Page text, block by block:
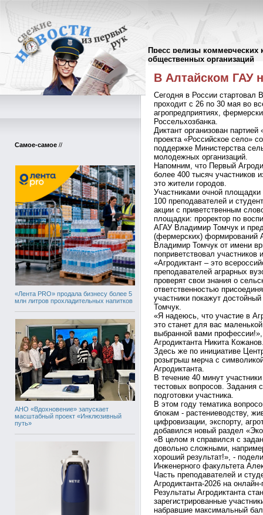
Пресс релизы коммерческих
общественных организаций
Самое-самое //
«Лента PRO» продала бизнесу более 5
млн литров прохладительных напитков
АНО «Вдохновение» запускает
масштабный проект «Инклюзивный
путь»
Пресс-релизы//
В Алтайском ГАУ
Сегодня в России стартовал
проходит с 26 по 30 мая во
агропредприятиях,
Россельхозбанка.
Диктант организован
проекта «Российское село»
поддержке Министерства
молодежных организаций.
Напомним, что Первый
более 400 тысяч участников
это жители городов.
Участниками очной
100 преподавателей и
акции с приветственным
площадки: проректор по
АГАУ Владимир Томчук и
(фермерских) формирований
Владимир Томчук от имени
поприветствовал
«Агродиктант – это
преподавателей аграрных
проверят свои знания о
ответственностью
участники покажут
Томчук.
«Я надеюсь, что участие в
это станет для вас
выбранной вами
Агродиктанта Никита
Здесь же по инициативе
розыгрыш мерча с
Агродиктанта.
В течение 40 минут
тестовых вопросов. Задания
подготовки участника.
В этом году тематика
блокам - растениеводству,
цифровизации, экспорту,
добавился новый раздел
«В целом я справился с
довольно сложными,
хороший результат!», -
Инженерного факультета
Часть преподавателей и
Агродиктанта-2026 на
Результаты Агродиктанта
зарегистрированные
набравшие максимальный